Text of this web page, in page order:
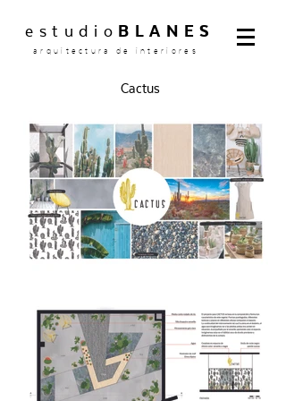
estudio BLANES
arquitectura de interiores
Cactus